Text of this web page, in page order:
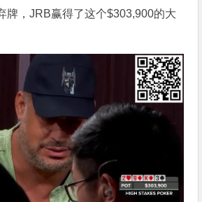
牌，JRB赢得了这个$303,900的大